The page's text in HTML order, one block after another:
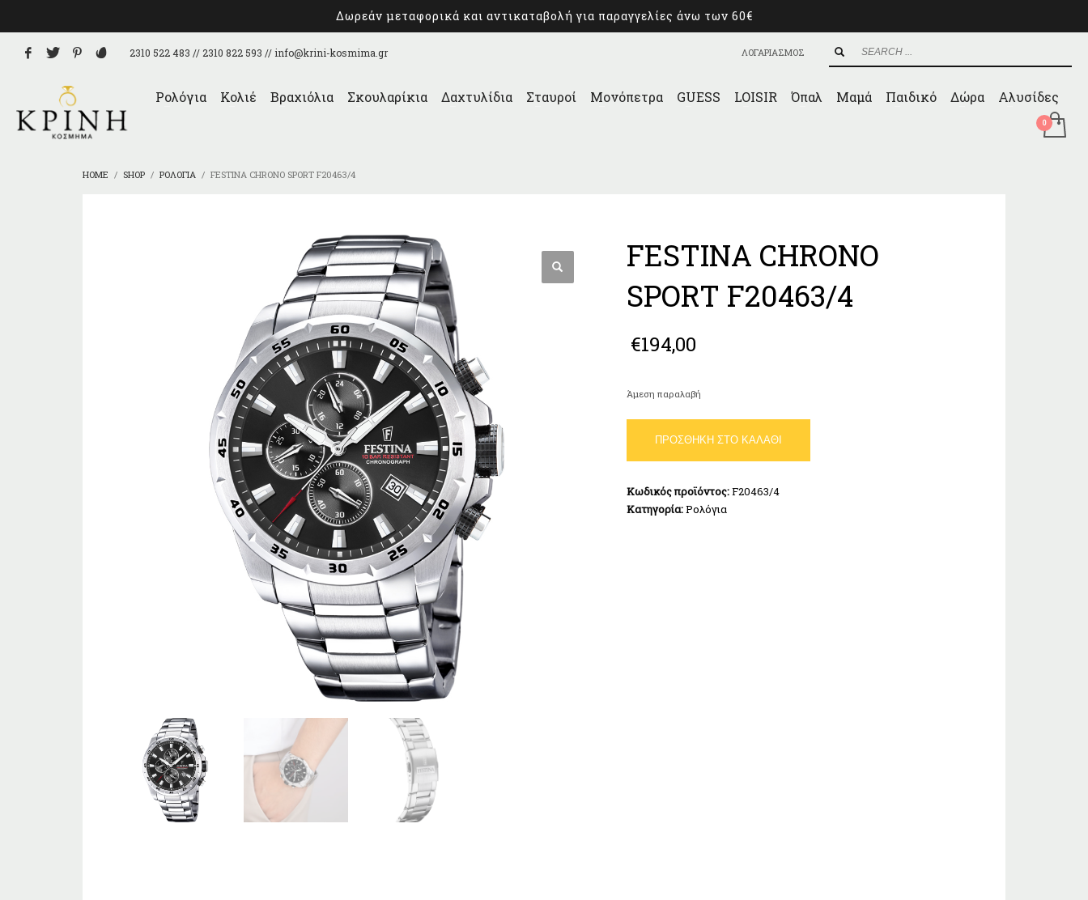
Δωρεάν μεταφορικά και αντικαταβολή για παραγγελίες άνω των 60€
2310 522 483 // 2310 822 593 // info@krini-kosmima.gr ΛΟΓΑΡΙΑΣΜΟΣ
Ρολόγια Κολιέ Βραχιόλια Σκουλαρίκια Δαχτυλίδια Σταυροί Μονόπετρα GUESS LOISIR Όπαλ Μαμά Παιδικό Δώρα Αλυσίδες
HOME SHOP ΡΟΛΌΓΙΑ FESTINA CHRONO SPORT F20463/4
FESTINA CHRONO
SPORT F20463/4
€194,00
Άμεση παραλαβή
CHRONO
SPORT
ποσότητα
ΠΡΟΣΘΉΚΗ ΣΤΟ ΚΑΛΆΘΙ
Κωδικός προϊόντος:F20463/4
Κατηγορία:Ρολόγια